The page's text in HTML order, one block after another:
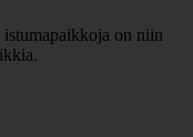
istumapaikkoja on niin